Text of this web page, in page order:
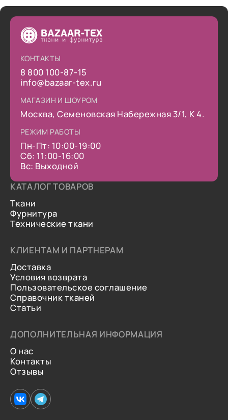
КОНТАКТЫ
8 800 100-87-15
info@bazaar-tex.ru
МАГАЗИН И ШОУРОМ
Москва, Семеновская Набережная 3/1, К 4.
РЕЖИМ РАБОТЫ
Пн-Пт: 10:00-19:00
Сб: 11:00-16:00
Вс: Выходной
КАТАЛОГ ТОВАРОВ
Ткани
Фурнитура
Технические ткани
КЛИЕНТАМ И ПАРТНЕРАМ
Доставка
Условия возврата
Пользовательское соглашение
Справочник тканей
Статьи
ДОПОЛНИТЕЛЬНАЯ ИНФОРМАЦИЯ
О нас
Контакты
Отзывы